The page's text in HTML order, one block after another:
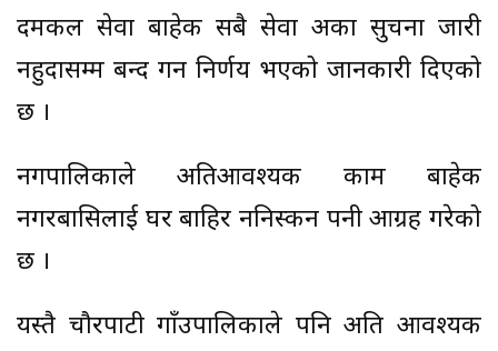
दमकल सेवा बाहेक सबै सेवा अर्को सुचना जारी
नहुदासम्म बन्द गर्ने निर्णय भएको जानकारी दिएको
छ ।
नगपालिकाले अतिआवश्यक काम बाहेक
नगरबासिलाई घर बाहिर ननिस्कन पनी आग्रह गरेको
छ ।
यस्तै चौरपाटी गाँउपालिकाले पनि अति आवश्यक